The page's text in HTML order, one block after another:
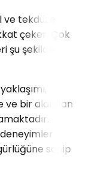
tekdüze
çeker. Çok
şu şekilde
ve bir alandan
sahip